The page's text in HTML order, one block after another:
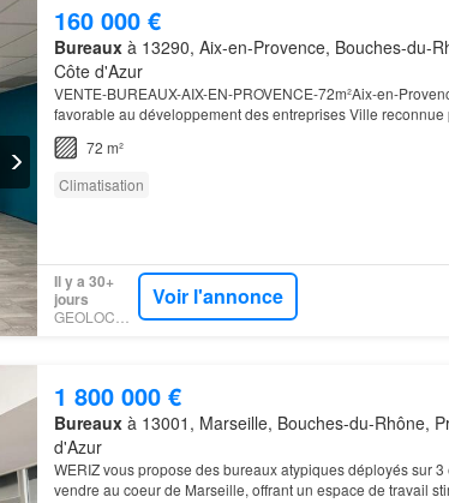
160 000 €
Bureauxà 13290, Aix-en-Provence, Bouches-du-
Côte d'Azur
VENTE-BUREAUX-AIX-EN-PROVENCE-72m²Aix-en-
favorable au développement des entreprises Ville reconnue
économique, Aix-en-Provence attire depuis plusieurs
72 m²
Climatisation
Il y a 30+
jours
Voir l'annonce
1 800 000 €
Bureauxà 13001, Marseille, Bouches-du-Rhône,
d'Azur
WERIZ vous propose des bureaux atypiques déployés sur 3
vendre au coeur de Marseille, offrant un espace de travail